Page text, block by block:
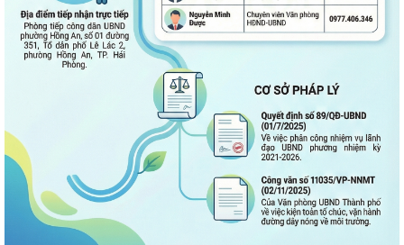
Quyết định về việc Ban hành Quy chế phát ngôn và cung cấp thông tin
cho báo chí của Ủy ban nhân dân...
Phường Hồng An ký kết Chương trình phối hợp triển khai thực hiện Chỉ
thị số 17 về bảo đảm trật tự...
TĂNG CƯỜNG TUYÊN TRUYỀN, GIÁO DỤC CHÍNH TRỊ, TƯ TƯỞNG,
PHÁP LUẬT CHO CÔNG NHÂN – ĐỘNG LỰC XÂY DỰNG...
PHƯỜNG HỒNG AN ĐƯA CÔNG NGHỆ SỐ ĐẾN TẬN TAY NGƯỜI DÂN TẠI
16 TỔ DÂN PHỐ – HƯỚNG TỚI CHÍNH QUYỀN SỐ...